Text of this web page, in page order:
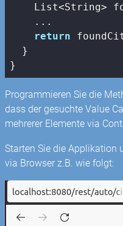
List<String>
    ...
return
  }
}
Programmieren Sie die
dass der gesuchte Value
mehrerer Elemente via
Starten Sie die Applikation
via Browser z.B. wie folgt: